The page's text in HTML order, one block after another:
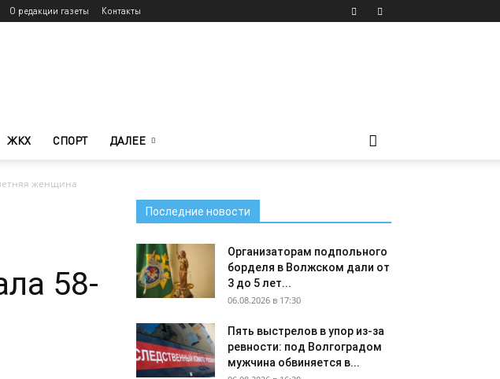
О редакции газеты Контакты
ЖКХ СПОРТ ДАЛЕЕ
женщина
58-
Последние новости
Организаторам подпольного
борделя в Волжском дали от
3 до 5 лет...
06.08.2026 в 17:30
Пять выстрелов в упор из-за
ревности: под Волгоградом
мужчина обвиняется в...